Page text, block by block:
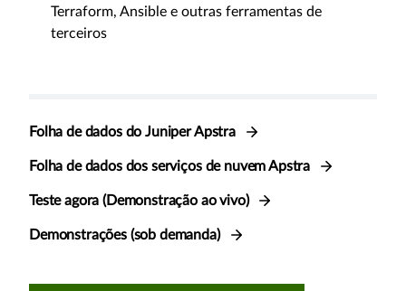
Terraform, Ansible e outras ferramentas de
terceiros
Folha de dados do Juniper Apstra
Folha de dados dos serviços de nuvem Apstra
Teste agora (Demonstração ao vivo)
Demonstrações (sob demanda)